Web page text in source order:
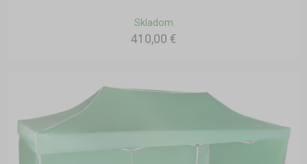
Skladom
410,00 €